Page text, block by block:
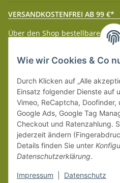
VERSANDKOSTENFREI AB 99 €*
Über den Shop bestellbare
wir innerhalb Deutschland
versandkostenfrei.
Weitere Versanddetails
und Zahlungsbedingungen.
Wie wir Cookies & Co
Durch Klicken auf „Alle
Einsatz folgender Dienste auf
Vimeo, ReCaptcha,
Google Ads, Google Tag
Checkout und Ratenzahlung.
jederzeit ändern
Details finden Sie unter
Datenschutzerklärung.
Impressum Datenschutz